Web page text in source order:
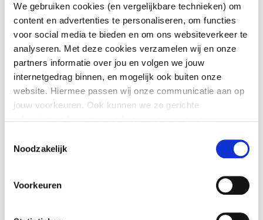
We gebruiken cookies (en vergelijkbare technieken) om
content en advertenties te personaliseren, om functies
voor social media te bieden en om ons websiteverkeer te
analyseren. Met deze cookies verzamelen wij en onze
partners informatie over jou en volgen we jouw
internetgedrag binnen, en mogelijk ook buiten onze
website. Hiermee passen wij onze communicatie aan op
jouw voorkeuren. Ook kunnen we zo gerichte
statement. Je kunt je toestemming ook altijd
wijzigen of
Noodzakelijk
Voorkeuren
VSBfonds is partner van deze coalitie
omdat wij de kracht van de
bewonersbeweging onderstrepen en willen
versterken. Door heel Nederland
ondersteunen we initiatieven van mensen
die zich inzetten voor meer onderling
contact en zorgzaamheid voor elkaar in
positief verschil maken. Hun impact kan
nog groter zijn, als bewonersinitiatieven
samenwerking met overheden, bedrijven en